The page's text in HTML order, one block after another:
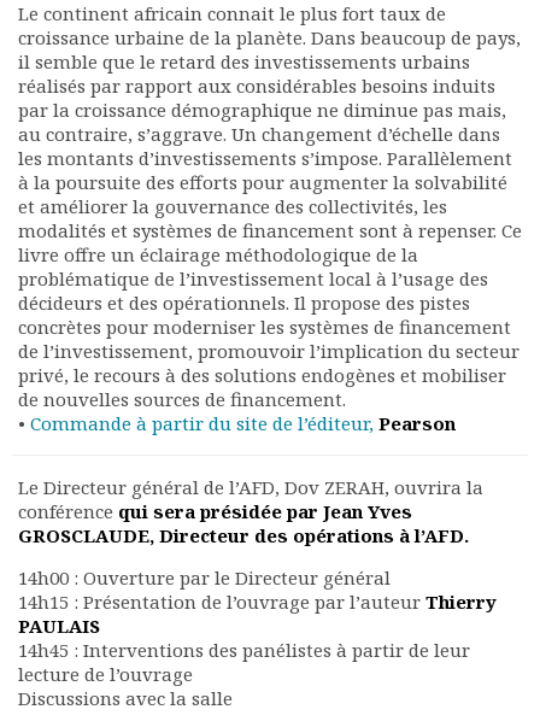
Journées d’études
Concours vidéo
Matinales
Nos partenaires
Evénements
Publications et rapports
Documents
Les adhérents
Annuaire
Offres d’emploi
Forum
Actualités
Nous contacter
Le continent africain connait le plus fort taux de
croissance urbaine de la planète. Dans beaucoup de pays,
il semble que le retard des investissements urbains
réalisés par rapport aux considérables besoins induits
par la croissance démographique ne diminue pas mais,
au contraire, s’aggrave. Un changement d’échelle dans
les montants d’investissements s’impose. Parallèlement
à la poursuite des efforts pour augmenter la solvabilité
et améliorer la gouvernance des collectivités, les
modalités et systèmes de financement sont à repenser. Ce
livre offre un éclairage méthodologique de la
problématique de l’investissement local à l’usage des
décideurs et des opérationnels. Il propose des pistes
concrètes pour moderniser les systèmes de financement
de l’investissement, promouvoir l’implication du secteur
privé, le recours à des solutions endogènes et mobiliser
de nouvelles sources de financement.
• Commande à partir du site de l’éditeur, Pearson
Le Directeur général de l’AFD, Dov ZERAH, ouvrira la
conférence qui sera présidée par Jean Yves
GROSCLAUDE, Directeur des opérations à l’AFD.
14h00 : Ouverture par le Directeur général
14h15 : Présentation de l’ouvrage par l’auteur Thierry
PAULAIS
14h45 : Interventions des panélistes à partir de leur
lecture de l’ouvrage
Discussions avec la salle